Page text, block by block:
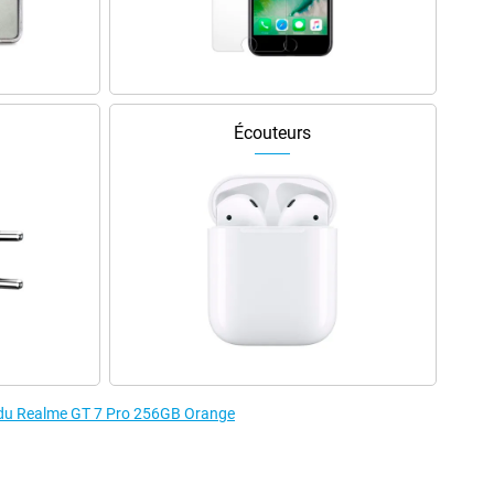
Écouteurs
Realme GT 7 Pro 256GB Orange